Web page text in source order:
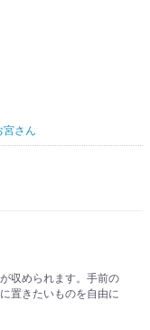
宮さん
収められます。手前の
置きたいものを自由に